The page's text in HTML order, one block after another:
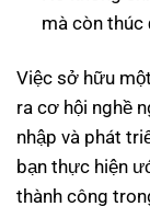
mà còn thúc
Việc sở hữu
ra cơ hội nghề
nhập và phát
bạn thực hiện
thành công